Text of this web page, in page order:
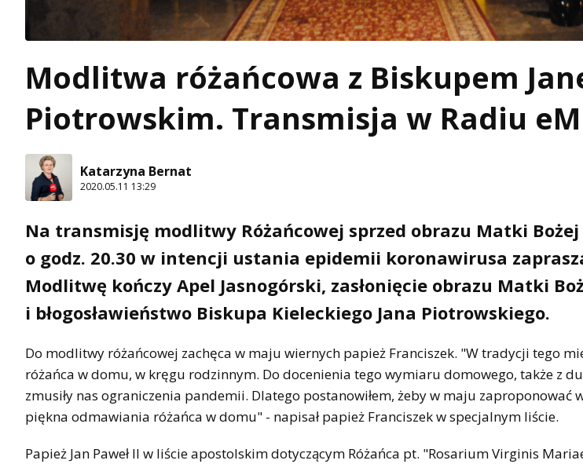
Modlitwa różańcowa z Biskupem
Piotrowskim. Transmisja w Radiu
Katarzyna Bernat
2020.05.11 13:29
Na transmisję modlitwy Różańcowej sprzed obrazu Matki
o godz. 20.30 w intencji ustania epidemii koronawirusa
Modlitwę kończy Apel Jasnogórski, zasłonięcie obrazu Matki
i błogosławieństwo Biskupa Kieleckiego Jana Piotrowskiego.
Do modlitwy różańcowej zachęca w maju wiernych papież Franciszek. "W tradycji tego
różańca w domu, w kręgu rodzinnym. Do docenienia tego wymiaru domowego, także z
zmusiły nas ograniczenia pandemii. Dlatego postanowiłem, żeby w maju zaproponować
piękna odmawiania różańca w domu" - napisał papież Franciszek w specjalnym liście.
Papież Jan Paweł II w liście apostolskim dotyczącym Różańca pt. "Rosarium Virginis